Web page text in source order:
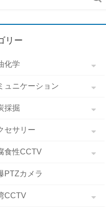
リー
化学
ュニケーション
採掘
セサリー
食性CCTV
PTZカメラ
CCTV